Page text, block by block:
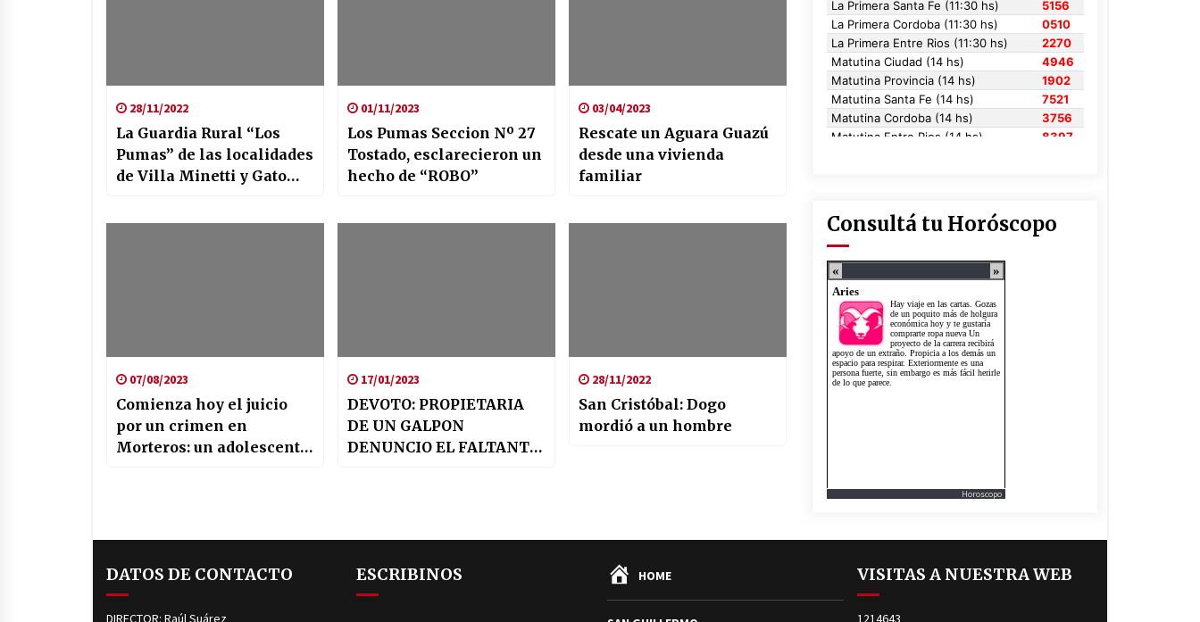
28/11/2022
La Guardia Rural “Los
Pumas” de las localidades
de Villa Minetti y Gato
01/11/2023
Los Pumas Seccion Nº 27
Tostado, esclarecieron un
hecho de “ROBO”
03/04/2023
Rescate un Aguara Guazú
desde una vivienda
familiar
07/08/2023
Comienza hoy el juicio
por un crimen en
Morteros: un adolescente
17/01/2023
DEVOTO: PROPIETARIA
DE UN GALPON
DENUNCIO EL FALTANTE
28/11/2022
San Cristóbal: Dogo
mordió a un hombre
Consultá tu Horóscopo
Horoscopo
DATOS DE CONTACTO
DIRECTOR: Raúl Suárez
ESCRIBINOS HOME VISITAS A NUESTRA WEB
1214643